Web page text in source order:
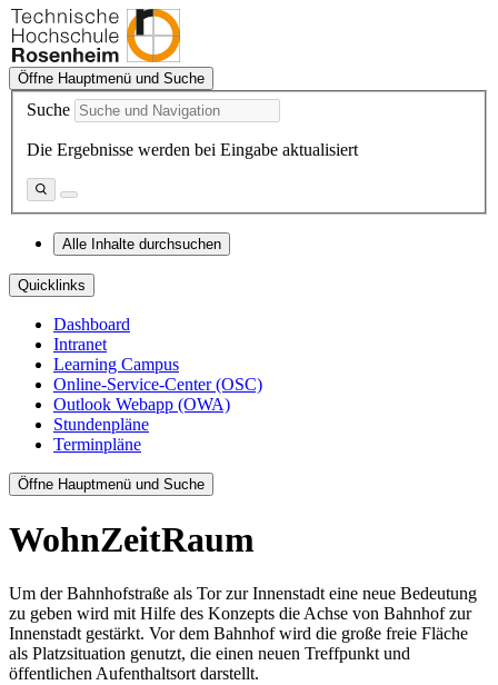
Öffne Hauptmenü und Suche
Suche
Die Ergebnisse werden bei Eingabe aktualisiert
Alle Inhalte durchsuchen
Quicklinks
Dashboard
Intranet
Learning Campus
Online-Service-Center (OSC)
Outlook Webapp (OWA)
Stundenpläne
Terminpläne
Öffne Hauptmenü und Suche
WohnZeitRaum
Um der Bahnhofstraße als Tor zur Innenstadt eine neue Bedeutung
zu geben wird mit Hilfe des Konzepts die Achse von Bahnhof zur
Innenstadt gestärkt. Vor dem Bahnhof wird die große freie Fläche
als Platzsituation genutzt, die einen neuen Treffpunkt und
öffentlichen Aufenthaltsort darstellt.